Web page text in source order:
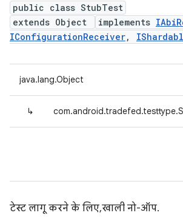
public class StubTest
extends Object
implements
IConfigurationReceiver,
java.lang.Object
↳
टेस्ट लागू करने के लिए, खाली नो-ऑप.